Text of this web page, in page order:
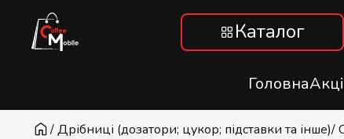
Каталог
Головна
/ Дрібниці (дозатори; цукор; підставки та інше)/